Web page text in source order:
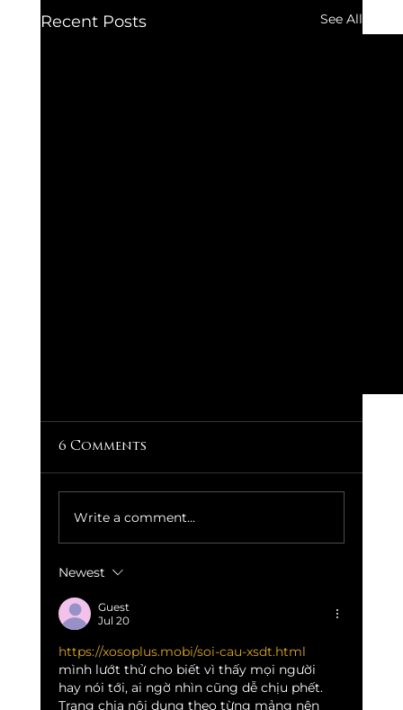
Recent Posts See All
Passport to the World:
International nights at Club David
6 Comments
Write a comment...
Newest
Guest
Jul 20
https://xosoplus.mobi/soi-cau-xsdt.html
mình lướt thử cho biết vì thấy mọi người
hay nói tới, ai ngờ nhìn cũng dễ chịu phết.
Trang chia nội dung theo từng mảng nên